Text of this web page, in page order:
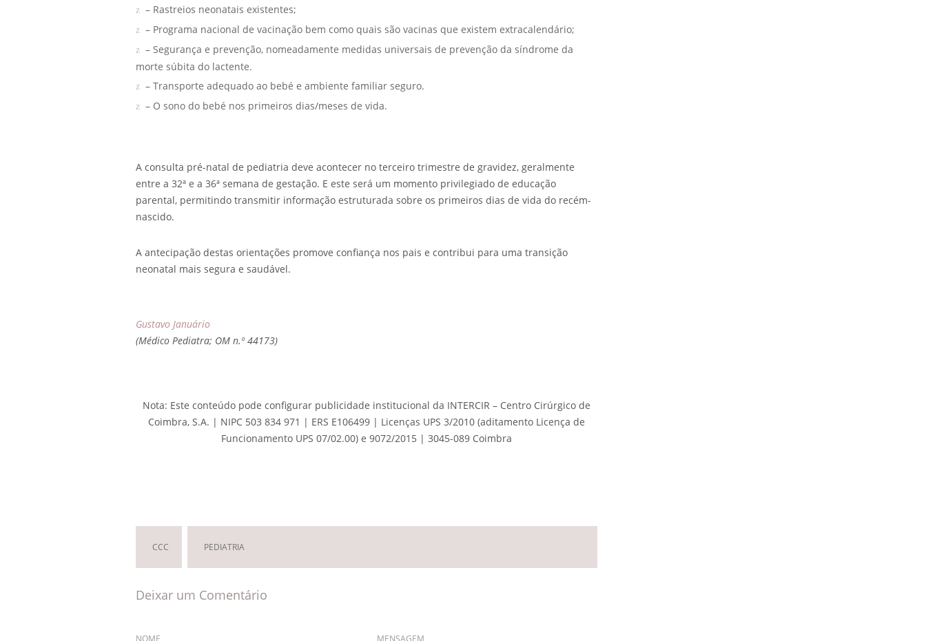
– Rastreios neonatais existentes;
– Programa nacional de vacinação bem como quais são vacinas que existem extracalendário;
– Segurança e prevenção, nomeadamente medidas universais de prevenção da síndrome da
morte súbita do lactente.
– Transporte adequado ao bebé e ambiente familiar seguro.
– O sono do bebé nos primeiros dias/meses de vida.
A consulta pré-natal de pediatria deve acontecer no terceiro trimestre de gravidez, geralmente
entre a 32ª e a 36ª semana de gestação. E este será um momento privilegiado de educação
parental, permitindo transmitir informação estruturada sobre os primeiros dias de vida do recém-
nascido.
A antecipação destas orientações promove confiança nos pais e contribui para uma transição
neonatal mais segura e saudável.
Gustavo Januário
(Médico Pediatra; OM n.º 44173)
Nota: Este conteúdo pode configurar publicidade institucional da INTERCIR – Centro Cirúrgico de
Coimbra, S.A. | NIPC 503 834 971 | ERS E106499 | Licenças UPS 3/2010 (aditamento Licença de
Funcionamento UPS 07/02.00) e 9072/2015 | 3045-089 Coimbra
CCC PEDIATRIA
Deixar um Comentário
NOME MENSAGEM